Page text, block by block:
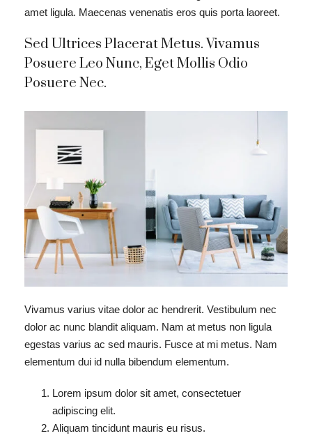
amet ligula. Maecenas venenatis eros quis porta laoreet.
Sed Ultrices Placerat Metus. Vivamus
Posuere Leo Nunc, Eget Mollis Odio
Posuere Nec.
Vivamus varius vitae dolor ac hendrerit. Vestibulum nec
dolor ac nunc blandit aliquam. Nam at metus non ligula
egestas varius ac sed mauris. Fusce at mi metus. Nam
elementum dui id nulla bibendum elementum.
Lorem ipsum dolor sit amet, consectetuer
adipiscing elit.
Aliquam tincidunt mauris eu risus.